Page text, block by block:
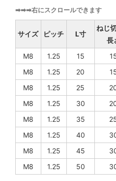
➡➡➡右にスクロールできます
サイズ ピッチ L寸
ねじ
長
M8
1.25 15
M8
1.25 20
M8
1.25 25
M8
1.25 30
M8
1.25 35
M8
1.25 40
M8
1.25 45
M8
1.25 50